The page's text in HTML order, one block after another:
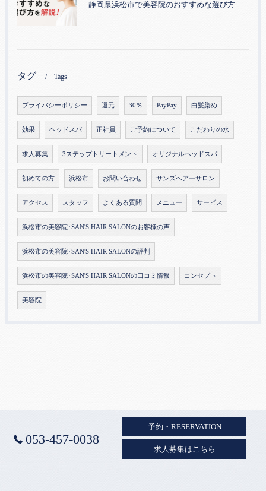
静岡県浜松市で美容院のおすすめな選び方を解説！
タグ Tags
プライバシーポリシー 還元 30％ PayPay 白髪染め
効果 ヘッドスパ 正社員 ご予約について こだわりの水
求人募集 3ステップトリートメント オリジナルヘッドスパ
初めての方 浜松市 お問い合わせ サンズヘアーサロン
アクセス スタッフ よくある質問 メニュー サービス
浜松市の美容院･SAN'S HAIR SALONのお客様の声
浜松市の美容院･SAN'S HAIR SALONの評判
浜松市の美容院･SAN'S HAIR SALONの口コミ情報 コンセプト
美容院
053-457-0038
予約・RESERVATION
求人募集はこちら